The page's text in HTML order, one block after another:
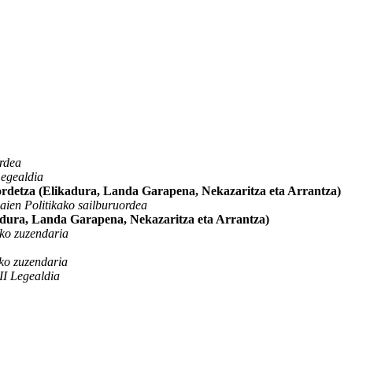
(Elikadura, Landa Garapena, Nekazaritza eta Arrantza)
Politikako sailburuordea
Landa Garapena, Nekazaritza eta Arrantza)
zuzendaria
zuzendaria
Legealdia